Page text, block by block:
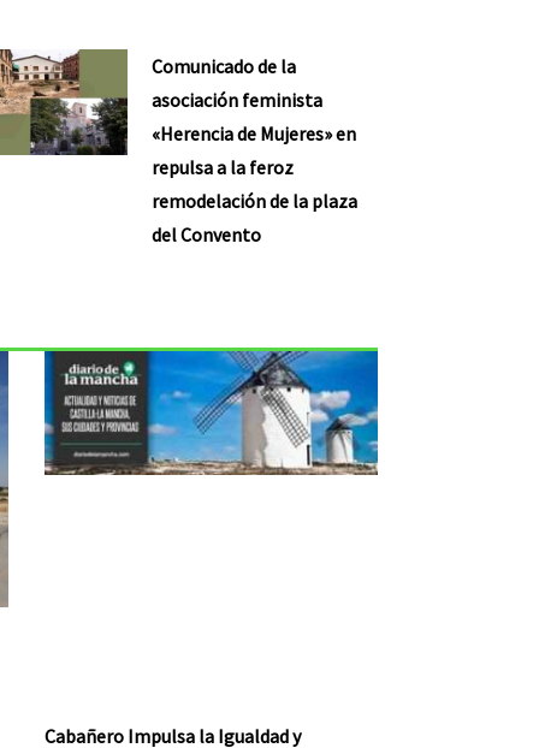
Comunicado de la
asociación feminista
«Herencia de Mujeres» en
repulsa a la feroz
remodelación de la plaza
del Convento
Cabañero Impulsa la Igualdad y